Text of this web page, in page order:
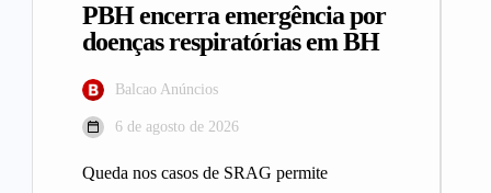
PBH encerra emergência por
doenças respiratórias em BH
Balcao Anúncios
6 de agosto de 2026
Queda nos casos de SRAG permite